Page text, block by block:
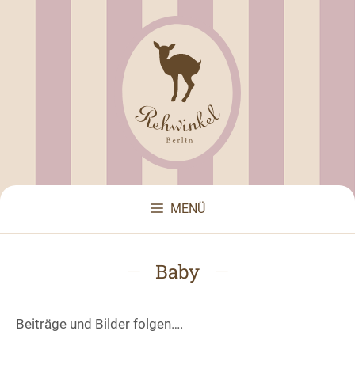
MENÜ
Baby
Beiträge und Bilder folgen….